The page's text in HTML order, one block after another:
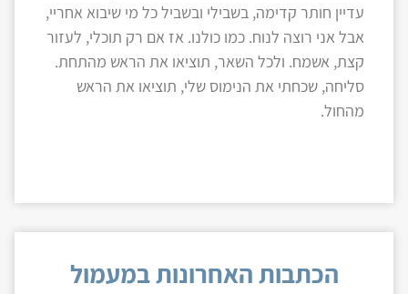
עדיין חותר קדימה, בשבילי ובשביל כל מי שיבוא אחריי,
אבל אני רוצה לנוח. כמו כולנו. אז אם רק תוכלי, לעזור
קצת, אשמח. ולכל השאר, תוציאו את הראש מהתחת.
סליחה, שכחתי את הנימוס שלי, תוציאו את הראש
מהחול.
הכתבות האחרונות במעמול